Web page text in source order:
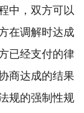
中，双方可以
在调解时达成
已经支付的律
商达成的结果
规的强制性规